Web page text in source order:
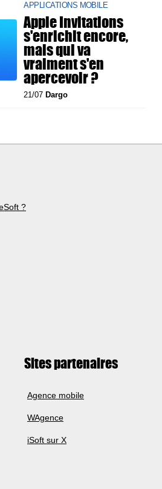
APPLICATIONS MOBILE
Apple Invitations
s'enrichit encore,
mais qui va
vraiment s'en
apercevoir ?
21/07 Dargo
?
Sites partenaires
Agence mobile
WAgence
iSoft sur X